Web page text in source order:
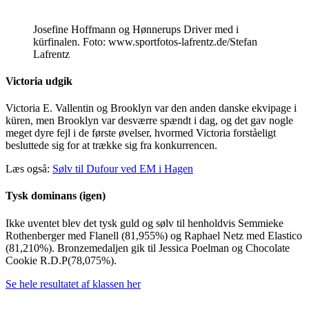
Josefine Hoffmann og Hønnerups Driver med i
kürfinalen. Foto: www.sportfotos-lafrentz.de/Stefan
Lafrentz
Victoria udgik
Victoria E. Vallentin og Brooklyn var den anden danske ekvipage i
küren, men Brooklyn var desværre spændt i dag, og det gav nogle
meget dyre fejl i de første øvelser, hvormed Victoria forståeligt
besluttede sig for at trække sig fra konkurrencen.
Læs også: Sølv til Dufour ved EM i Hagen
Tysk dominans (igen)
Ikke uventet blev det tysk guld og sølv til henholdvis Semmieke
Rothenberger med Flanell (81,955%) og Raphael Netz med Elastico
(81,210%). Bronzemedaljen gik til Jessica Poelman og Chocolate
Cookie R.D.P(78,075%).
Se hele resultatet af klassen her